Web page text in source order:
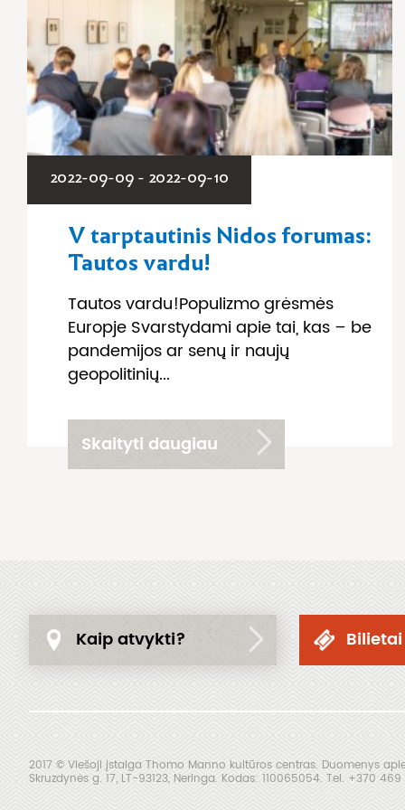
2022-09-09 - 2022-09-10
V tarptautinis Nidos forumas:
Tautos vardu!
Tautos vardu!Populizmo grėsmės
Europje Svarstydami apie tai, kas – be
pandemijos ar senų ir naujų
geopolitinių...
Skaityti daugiau
Kaip atvykti? Bilietai
2017 © Viešoji įstaiga Thomo Manno kultūros centras. Duomenys
Skruzdynės g. 17, LT-93123, Neringa. Kodas: 110065054. Tel. +370